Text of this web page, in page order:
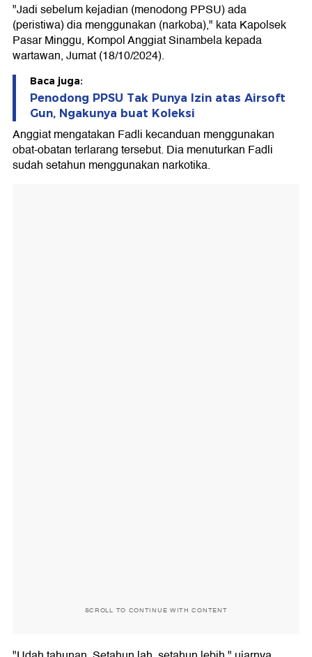
"Jadi sebelum kejadian (menodong PPSU) ada
(peristiwa) dia menggunakan (narkoba)," kata Kapolsek
Pasar Minggu, Kompol Anggiat Sinambela kepada
wartawan, Jumat (18/10/2024).
Baca juga:
Penodong PPSU Tak Punya Izin atas Airsoft
Gun, Ngakunya buat Koleksi
Anggiat mengatakan Fadli kecanduan menggunakan
obat-obatan terlarang tersebut. Dia menuturkan Fadli
sudah setahun menggunakan narkotika.
SCROLL TO CONTINUE WITH CONTENT